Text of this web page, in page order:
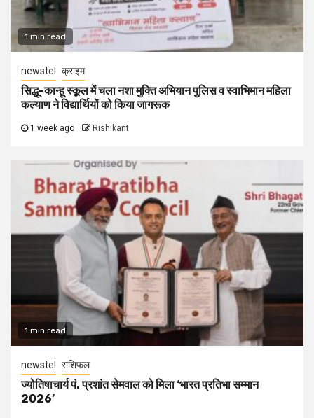
1 min read
newstel क्राइम
सिद्धू-कान्हू स्कूल में चला नशा मुक्ति अभियान पुलिस व स्वाभिमान महिला
कल्याण ने विद्यार्थियों को किया जागरूक
1 week ago Rishikant
1 min read
newstel राशिफल
ज्योतिषाचार्य पं. प्रशांत सेमवाल को मिला ‘भारत प्रतिभा सम्मान
2026’